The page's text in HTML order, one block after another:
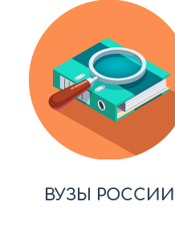
ВУЗЫ РОССИИ